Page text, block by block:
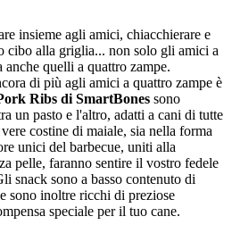
insieme agli amici, chiacchierare e
cibo alla griglia... non solo gli amici a
quelli a quattro zampe.
di più agli amici a quattro zampe è
Ribs di SmartBones sono
un pasto e l'altro, adatti a cani di tutte
costine di maiale, sia nella forma
unici del barbecue, uniti alla
pelle, faranno sentire il vostro fedele
snack sono a basso contenuto di
sono inoltre ricchi di preziose
speciale per il tuo cane.